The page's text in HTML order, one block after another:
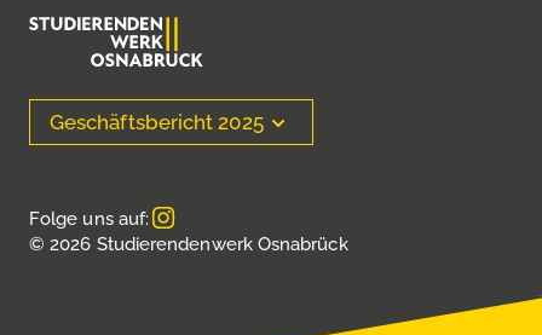
Geschäftsbericht 2025
© 2026 Studierendenwerk Osnabrück
Folge uns auf: